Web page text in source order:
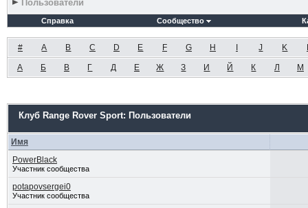
Пользователи
Справка Сообщество
# A B C D E F G H J K
А Б В Г Д Е Ж З И Й К Л М
Клуб Range Rover Sport: Пользователи
Имя
PowerBlack
Участник сообщества
potapovsergei0
Участник сообщества